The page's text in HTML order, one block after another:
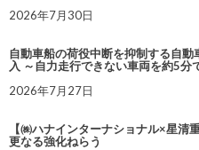
2026年7月30日
自動車船の荷役中断を抑制する自
入 ～自力走行できない車両を約5分
2026年7月27日
【㈱ハナインターナショナル×星清
更なる強化ねらう